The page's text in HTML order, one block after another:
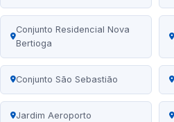
Conjunto Residencial Nova
Bertioga
Conjunto São Sebastião
Jardim Aeroporto